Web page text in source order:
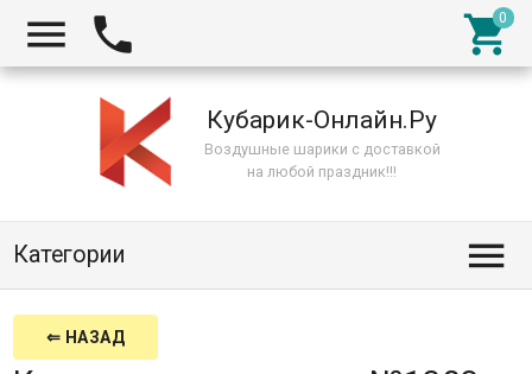
  
Кубарик-Онлайн.Ру
Воздушные шарики с доставкой
на любой праздник!!!
Категории 
⇐ НАЗАД